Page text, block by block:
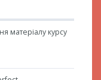
матеріалу курсу